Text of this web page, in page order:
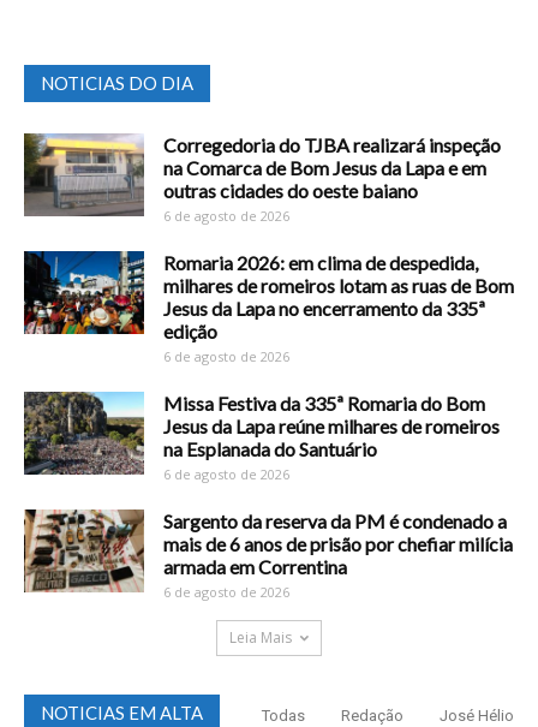
NOTICIAS DO DIA
Corregedoria do TJBA realizará inspeção
na Comarca de Bom Jesus da Lapa e em
outras cidades do oeste baiano
6 de agosto de 2026
Romaria 2026: em clima de despedida,
milhares de romeiros lotam as ruas de Bom
Jesus da Lapa no encerramento da 335ª
edição
6 de agosto de 2026
Missa Festiva da 335ª Romaria do Bom
Jesus da Lapa reúne milhares de romeiros
na Esplanada do Santuário
6 de agosto de 2026
Sargento da reserva da PM é condenado a
mais de 6 anos de prisão por chefiar milícia
armada em Correntina
6 de agosto de 2026
Leia Mais
NOTICIAS EM ALTA Todas Redação José Hélio